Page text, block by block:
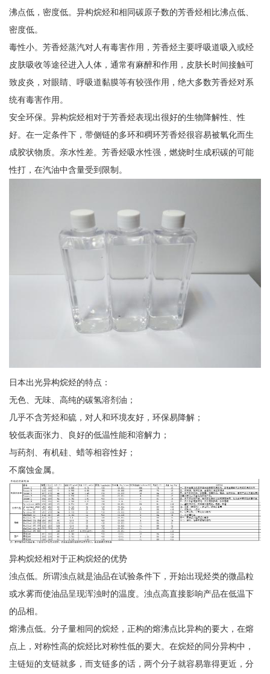
沸点低，密度低。异构烷烃和相同碳原子数的芳香烃相比沸点低、
密度低。
毒性小。芳香烃蒸汽对人有毒害作用，芳香烃主要呼吸道吸入或经
皮肤吸收等途径进入人体，通常有麻醉和作用，皮肤长时间接触可
致皮炎，对眼睛、呼吸道黏膜等有较强作用，绝大多数芳香烃对系
统有毒害作用。
安全环保。异构烷烃相对于芳香烃表现出很好的生物降解性、性
好。在一定条件下，带侧链的多环和稠环芳香烃很容易被氧化而生
成胶状物质。亲水性差。芳香烃吸水性强，燃烧时生成积碳的可能
性打，在汽油中含量受到限制。
日本出光异构烷烃的特点：
无色、无味、高纯的碳氢溶剂油；
几乎不含芳烃和硫，对人和环境友好，环保易降解；
较低表面张力、良好的低温性能和溶解力；
与药剂、有机硅、蜡等相容性好；
不腐蚀金属。
异构烷烃相对于正构烷烃的优势
浊点低。所谓浊点就是油品在试验条件下，开始出现烃类的微晶粒
或水雾而使油品呈现浑浊时的温度。浊点高直接影响产品在低温下
的品相。
熔沸点低。分子量相同的烷烃，正构的熔沸点比异构的要大，在熔
点上，对称性高的烷烃比对称性低的要大。在烷烃的同分异构中，
主链短的支链就多，而支链多的话，两个分子就容易靠得更近，分